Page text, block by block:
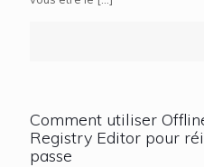
Comment utiliser
Registry Editor pour
passe